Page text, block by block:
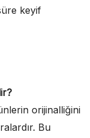
keyif
orijinalliğini
Bu